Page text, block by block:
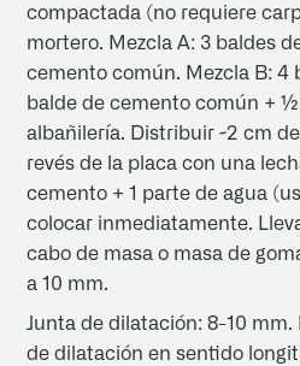
compactada (no requiere
mortero. Mezcla A: 3 baldes
cemento común. Mezcla B: 4
balde de cemento común +
albañilería. Distribuir ~2 cm
revés de la placa con una
cemento + 1 parte de agua
colocar inmediatamente.
cabo de masa o masa de
a 10 mm.
Junta de dilatación: 8-10 mm.
de dilatación en sentido